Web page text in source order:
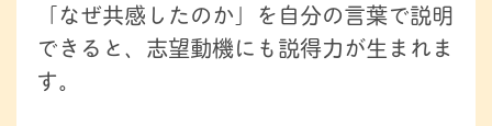
「なぜ共感したのか」を自分の言葉で説明
できると、志望動機にも説得力が生まれま
す。